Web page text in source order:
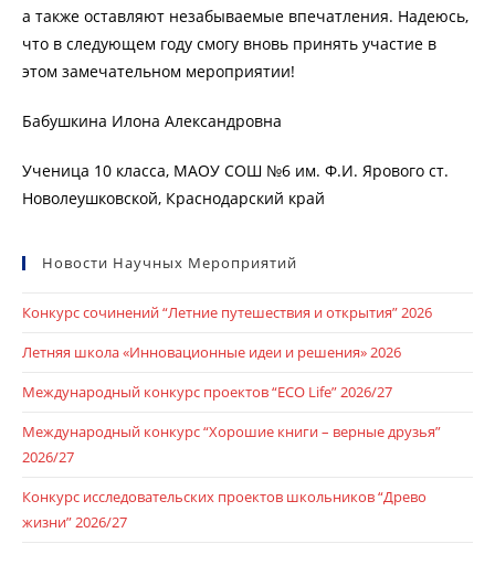
а также оставляют незабываемые впечатления. Надеюсь,
что в следующем году смогу вновь принять участие в
этом замечательном мероприятии!
Бабушкина Илона Александровна
Ученица 10 класса, МАОУ СОШ №6 им. Ф.И. Ярового ст.
Новолеушковской, Краснодарский край
Новости Научных Мероприятий
Конкурс сочинений “Летние путешествия и открытия” 2026
Летняя школа «Инновационные идеи и решения» 2026
Международный конкурс проектов “ECO Life” 2026/27
Международный конкурс “Хорошие книги – верные друзья”
2026/27
Конкурс исследовательских проектов школьников “Древо
жизни” 2026/27